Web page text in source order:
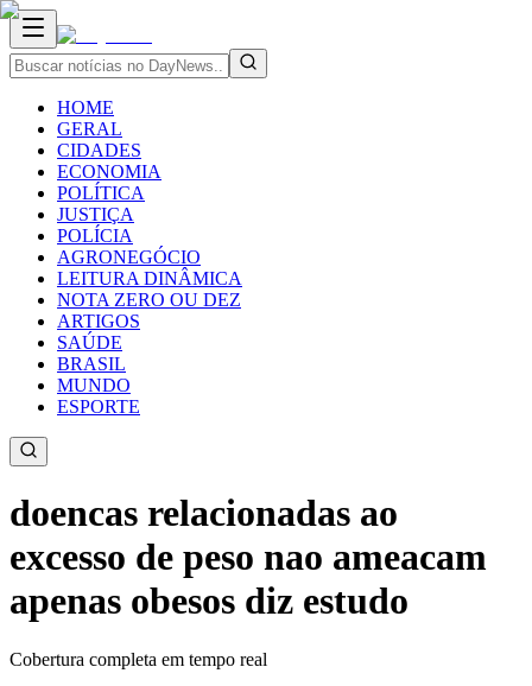
HOME
GERAL
CIDADES
ECONOMIA
POLÍTICA
JUSTIÇA
POLÍCIA
AGRONEGÓCIO
LEITURA DINÂMICA
NOTA ZERO OU DEZ
ARTIGOS
SAÚDE
BRASIL
MUNDO
ESPORTE
doencas relacionadas ao
excesso de peso nao ameacam
apenas obesos diz estudo
Cobertura completa em tempo real